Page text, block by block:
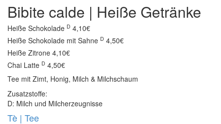
Bibite calde | Heiße Getränke
Heiße Schokolade D 4,10€
Heiße Schokolade mit Sahne D 4,50€
Heiße Zitrone 4,10€
Chai Latte D 4,50€
Tee mit Zimt, Honig, Milch & Milchschaum
Zusatzstoffe:
D: Milch und Milcherzeugnisse
Tè | Tee